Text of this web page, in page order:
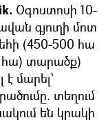
Օգոստոսի 10-
գյուղի մոտ
(450-500 հա
տարածք)
մարել՝
տեղում
են կրակի